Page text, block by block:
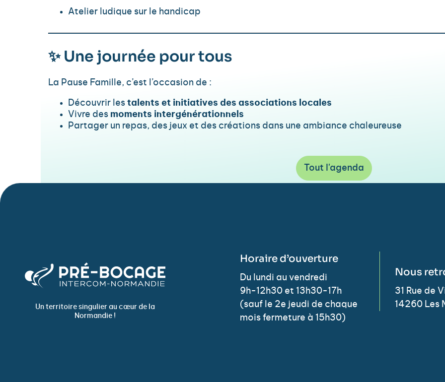
Atelier ludique sur le handicap
✨ Une journée pour tous
La Pause Famille, c’est l’occasion de :
Découvrir les talents et initiatives des associations locales
Vivre des moments intergénérationnels
Partager un repas, des jeux et des créations dans une ambiance chaleureuse
Tout l'agenda
Un territoire singulier au cœur de la
Normandie !
Horaire d’ouverture
Du lundi au vendredi
9h-12h30 et 13h30-17h
(sauf le 2e jeudi de chaque
mois fermeture à 15h30)
Nous
31 Rue de
14260 Les